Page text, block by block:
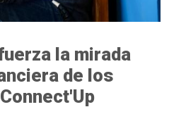
la mirada
de los